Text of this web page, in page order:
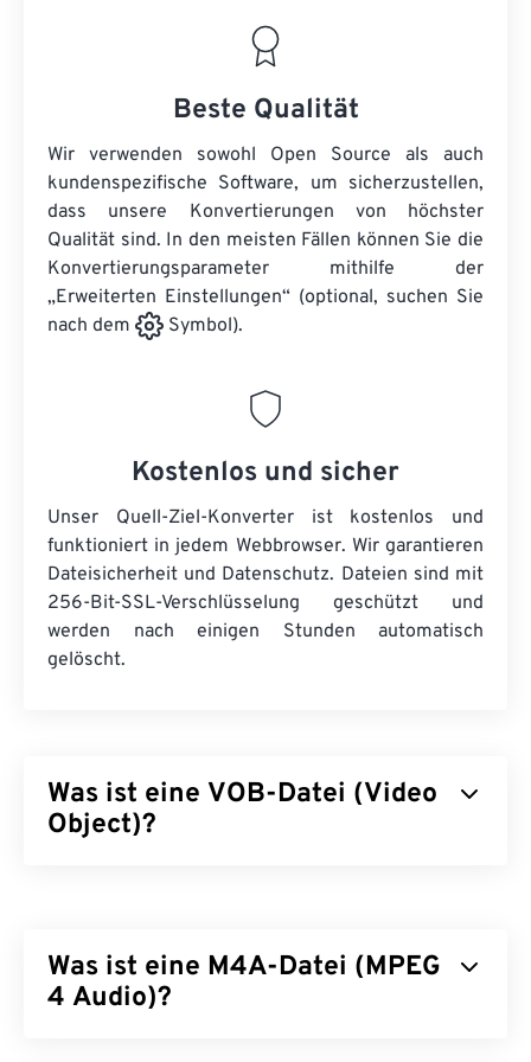
Beste Qualität
Wir verwenden sowohl Open Source als auch
kundenspezifische Software, um sicherzustellen,
dass unsere Konvertierungen von höchster
Qualität sind. In den meisten Fällen können Sie die
Konvertierungsparameter mithilfe der
„Erweiterten Einstellungen“ (optional, suchen Sie
nach dem
Symbol).
Kostenlos und sicher
Unser Quell-Ziel-Konverter ist kostenlos und
funktioniert in jedem Webbrowser. Wir garantieren
Dateisicherheit und Datenschutz. Dateien sind mit
256-Bit-SSL-Verschlüsselung geschützt und
werden nach einigen Stunden automatisch
gelöscht.
Was ist eine VOB-Datei (Video
Object)?
fast immer über einen Kopierschutz,
beispielsweise
Was ist eine M4A-Datei (MPEG
4 Audio)?